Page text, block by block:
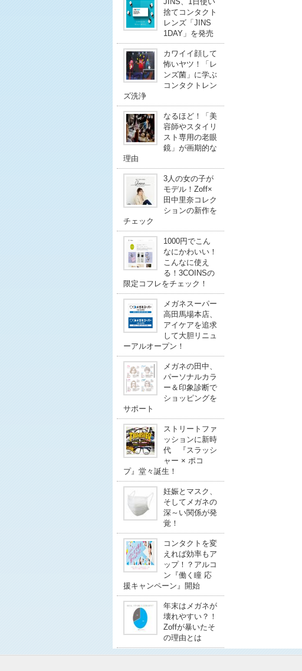
捨てコンタクト
レンズ「JINS
1DAY」を発売
カワイイ顔して
怖いヤツ！「レ
ンズ菌」に学ぶ
コンタクトレン
ズ洗浄
なるほど！「美
容師やスタイリ
スト専用の老眼
鏡」が画期的な
理由
3人の女の子が
モデル！Zoff×
田中里奈コレク
ションの新作を
チェック
1000円でこん
なにかわいい！
こんなに使え
る！3COINSの
限定コフレをチェック！
メガネスーパー
高田馬場本店、
アイケアを追求
して大胆リニュ
ーアルオープン！
メガネの田中、
パーソナルカラ
ー＆印象診断で
ショッピングを
サポート
ストリートファ
ッションに新時
代 『スラッシ
ャー × ポコ
プ』堂々誕生！
妊娠とマスク、
そしてメガネの
深～い関係が発
覚！
コンタクトを変
えれば効率もア
ップ！？アルコ
ン『働く瞳 応
援キャンペーン』開始
年末はメガネが
壊れやすい？！
Zoffが暴いたそ
の理由とは